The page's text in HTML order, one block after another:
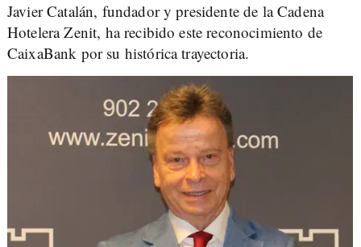
Javier Catalán, fundador y presidente de la Cadena
Hotelera Zenit, ha recibido este reconocimiento de
CaixaBank por su histórica trayectoria.